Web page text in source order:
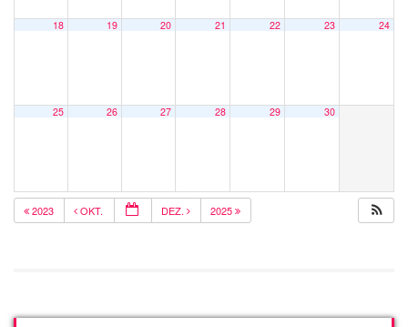
18 19 20 21 22 23 24
25 26 27 28 29 30
2023 OKT. DEZ. 2025